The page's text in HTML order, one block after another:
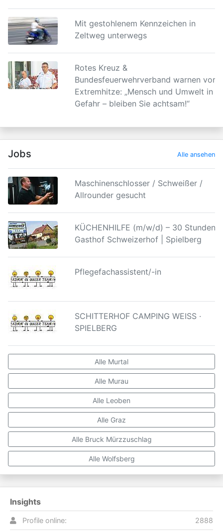
Mit gestohlenem Kennzeichen in
Zeltweg unterwegs
Rotes Kreuz &
Bundesfeuerwehrverband warnen vor
Extremhitze: „Mensch und Umwelt in
Gefahr – bleiben Sie achtsam!“
Jobs Alle ansehen
Maschinenschlosser / Schweißer /
Allrounder gesucht
KÜCHENHILFE (m/w/d) – 30 Stunden |
Gasthof Schweizerhof | Spielberg
Pflegefachassistent/-in
SCHITTERHOF CAMPING WEISS ·
SPIELBERG
Alle Murtal
Alle Murau
Alle Leoben
Alle Graz
Alle Bruck Mürzzuschlag
Alle Wolfsberg
Insights
Profile online: 2888